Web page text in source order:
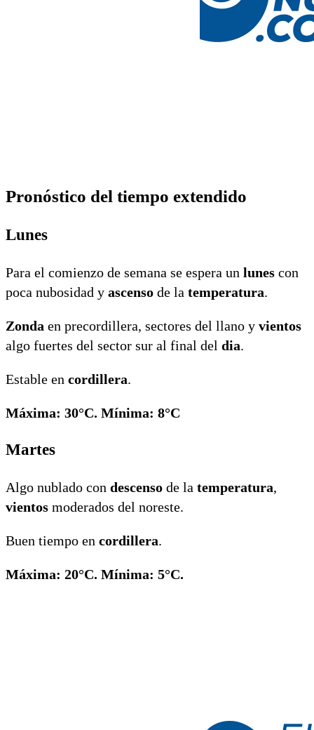
Pronóstico del tiempo extendido
Lunes
Para el comienzo de semana se espera un lunes con
poca nubosidad y ascenso de la temperatura.
Zonda en precordillera, sectores del llano y vientos
algo fuertes del sector sur al final del dia.
Estable en cordillera.
Máxima: 30°C. Mínima: 8°C
Martes
Algo nublado con descenso de la temperatura,
vientos moderados del noreste.
Buen tiempo en cordillera.
Máxima: 20°C. Mínima: 5°C.